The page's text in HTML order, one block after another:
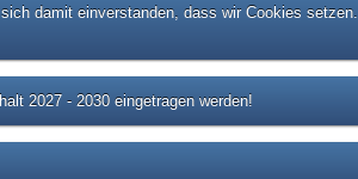
damit einverstanden, dass wir Cookies setzen.
2027 - 2030 eingetragen werden!